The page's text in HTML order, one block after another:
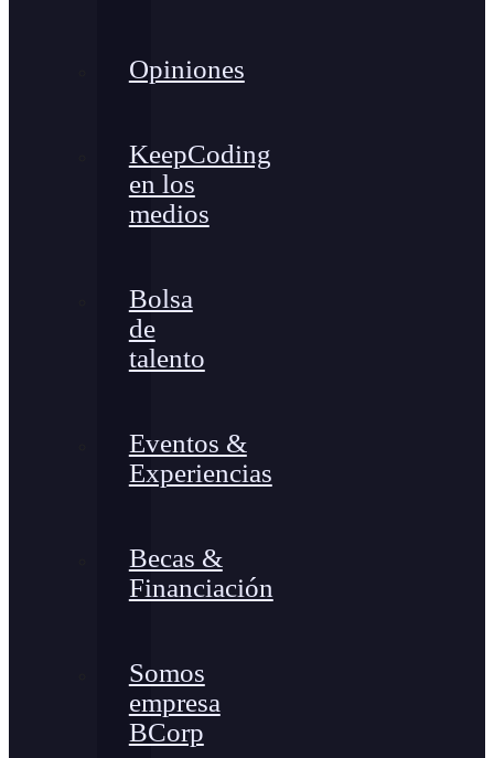
Opiniones
KeepCoding
en los
medios
Bolsa
de
talento
Eventos &
Experiencias
Becas &
Financiación
Somos
empresa
BCorp